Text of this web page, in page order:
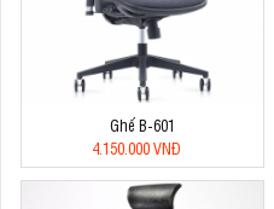
Ghế B-601
4.150.000 VNĐ